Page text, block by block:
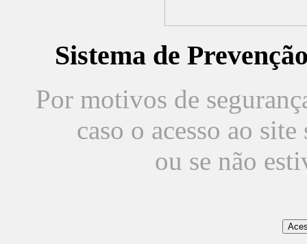
Sistema de
Por motivos de
caso o acesso ao
ou se não